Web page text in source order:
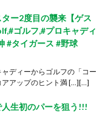
ー2度目の襲来【ゲス
ゴルフ,#プロキャディ
#タイガース #野球
ディーからゴルフの「コー
アアップのヒント満 […][…]
人生初のパーを狙う!!!